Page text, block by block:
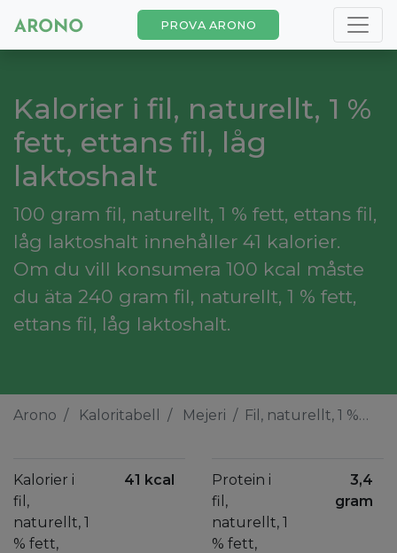
PROVA ARONO
Kalorier i fil, naturellt, 1 %
fett, ettans fil, låg
laktoshalt
100 gram fil, naturellt, 1 % fett, ettans fil,
låg laktoshalt innehåller 41 kalorier.
Om du vill konsumera 100 kcal måste
du äta 240 gram fil, naturellt, 1 % fett,
ettans fil, låg laktoshalt.
Arono Kaloritabell Mejeri Fil, naturellt, 1 % fett, ettans fil, låg laktoshalt
Kalorier i
fil,
naturellt, 1
% fett,
41 kcal
Protein i
fil,
naturellt, 1
% fett,
3,4
gram